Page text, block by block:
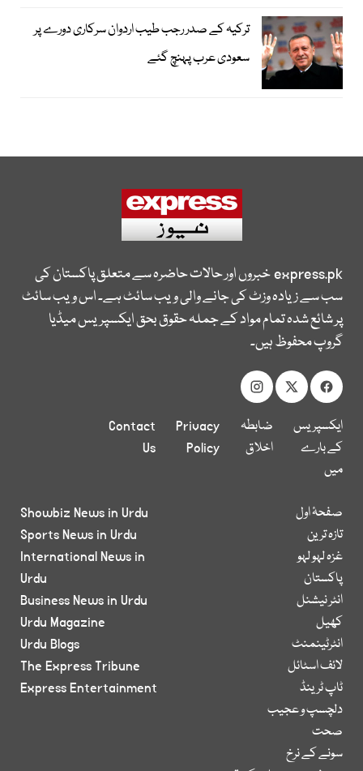
ترکیہ کے صدر رجب طیب اردوان سرکاری دورے پر
سعودی عرب پہنچ گئے
express.pkخبروں اور حالات حاضرہ سے متعلق پاکستان کی
سب سے زیادہ وزٹ کی جانے والی ویب سائٹ ہے۔ اس ویب سائٹ
پر شائع شدہ تمام مواد کے جملہ حقوق بحق ایکسپریس میڈیا
گروپ محفوظ ہیں۔
ایکسپریس
کے بارے
میں
ضابطہ
اخلاق
Privacy
Policy
Contact
Us
صفحۂ اول
تازہ ترین
غزہ لہو لہو
پاکستان
انٹر نیشنل
کھیل
انٹرٹینمنٹ
لائف اسٹائل
ٹاپ ٹرینڈ
دلچسپ و عجیب
صحت
سونے کے نرخ
Showbiz News in Urdu
Sports News in Urdu
International News in
Urdu
Business News in Urdu
Urdu Magazine
Urdu Blogs
The Express Tribune
Express Entertainment